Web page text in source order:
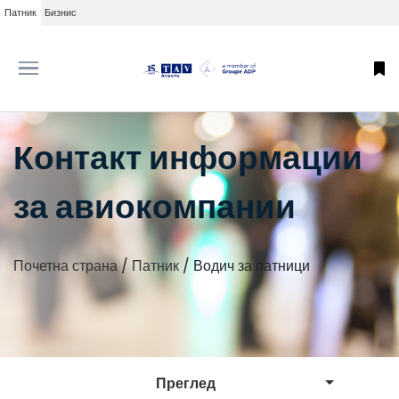
Патник Бизнис
Контакт информации
за авиокомпании
Почетна страна/Патник /Водич за патници
Преглед